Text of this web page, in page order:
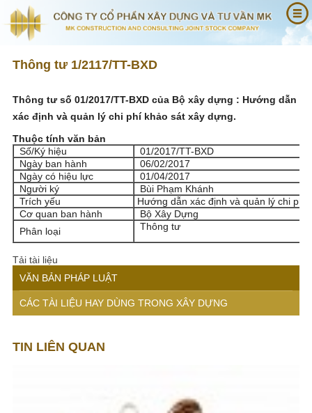
Thông tư 1/2117/TT-BXD
Thông tư số 01/2017/TT-BXD của Bộ xây dựng : Hướng dẫn
xác định và quản lý chi phí khảo sát xây dựng.
Thuộc tính văn bản
Số/Ký hiệu
01/2017/TT-BXD
Ngày ban hành
06/02/2017
Ngày có hiệu lực
01/04/2017
Người ký
Bùi Phạm Khánh
Trích yếu
Hướng dẫn xác định và quản lý chi phí
Cơ quan ban hành
Bộ Xây Dựng
Phân loại
Thông tư
Tải tài liệu
VĂN BẢN PHÁP LUẬT
CÁC TÀI LIỆU HAY DÙNG TRONG XÂY DỰNG
TIN LIÊN QUAN